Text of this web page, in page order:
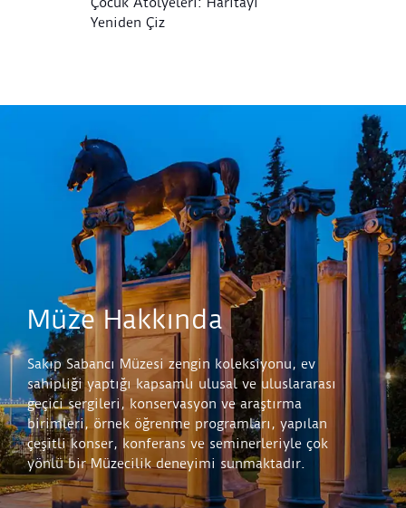
Yeniden Çiz
Müze Hakkında
Sakıp Sabancı Müzesi zengin koleksiyonu, ev
sahipliği yaptığı kapsamlı ulusal ve uluslararası
geçici sergileri, konservasyon ve araştırma
birimleri, örnek öğrenme programları, yapılan
çeşitli konser, konferans ve seminerleriyle çok
yönlü bir Müzecilik deneyimi sunmaktadır.